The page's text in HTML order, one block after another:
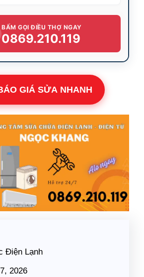
BẤM GỌI ĐIỀU THỢ NGAY
0869.210.119
GIÁ SỬA NHANH
Điện Lạnh
2026